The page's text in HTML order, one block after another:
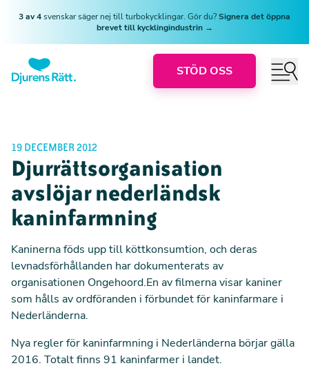
3 av 4svenskar säger nej till turbokycklingar. Gör du?Signera det öppna
brevet till kycklingindustrin →
STÖD OSS
19 DECEMBER 2012
Djurrättsorganisation
avslöjar nederländsk
kaninfarmning
Kaninerna föds upp till köttkonsumtion, och deras
levnadsförhållanden har dokumenterats av
organisationen Ongehoord.En av filmerna visar kaniner
som hålls av ordföranden i förbundet för kaninfarmare i
Nederländerna.
Nya regler för kaninfarmning i Nederländerna börjar gälla
2016. Totalt finns 91 kaninfarmer i landet.